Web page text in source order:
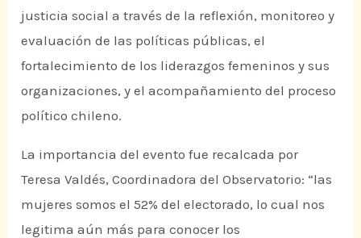
justicia social a través de la reflexión, monitoreo y
evaluación de las políticas públicas, el
fortalecimiento de los liderazgos femeninos y sus
organizaciones, y el acompañamiento del proceso
político chileno.
La importancia del evento fue recalcada por
Teresa Valdés, Coordinadora del Observatorio: “las
mujeres somos el 52% del electorado, lo cual nos
legitima aún más para conocer los